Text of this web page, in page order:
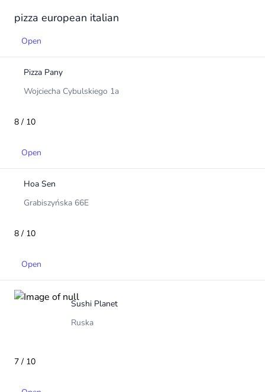
pizza european italian
Open
Pizza Pany
Wojciecha Cybulskiego 1a
8 / 10
Open
Hoa Sen
Grabiszyńska 66E
8 / 10
Open
Sushi Planet
Ruska
7 / 10